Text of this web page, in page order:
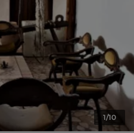
1/10